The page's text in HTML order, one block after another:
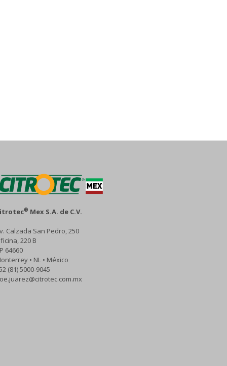
® Mex S.A. de C.V.
Calzada San Pedro, 250
220 B
64660
• NL • México
(81) 5000-9045